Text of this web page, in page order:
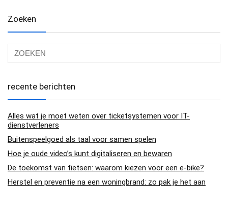
Zoeken
recente berichten
Alles wat je moet weten over ticketsystemen voor IT-
dienstverleners
Buitenspeelgoed als taal voor samen spelen
Hoe je oude video’s kunt digitaliseren en bewaren
De toekomst van fietsen: waarom kiezen voor een e-bike?
Herstel en preventie na een woningbrand: zo pak je het aan